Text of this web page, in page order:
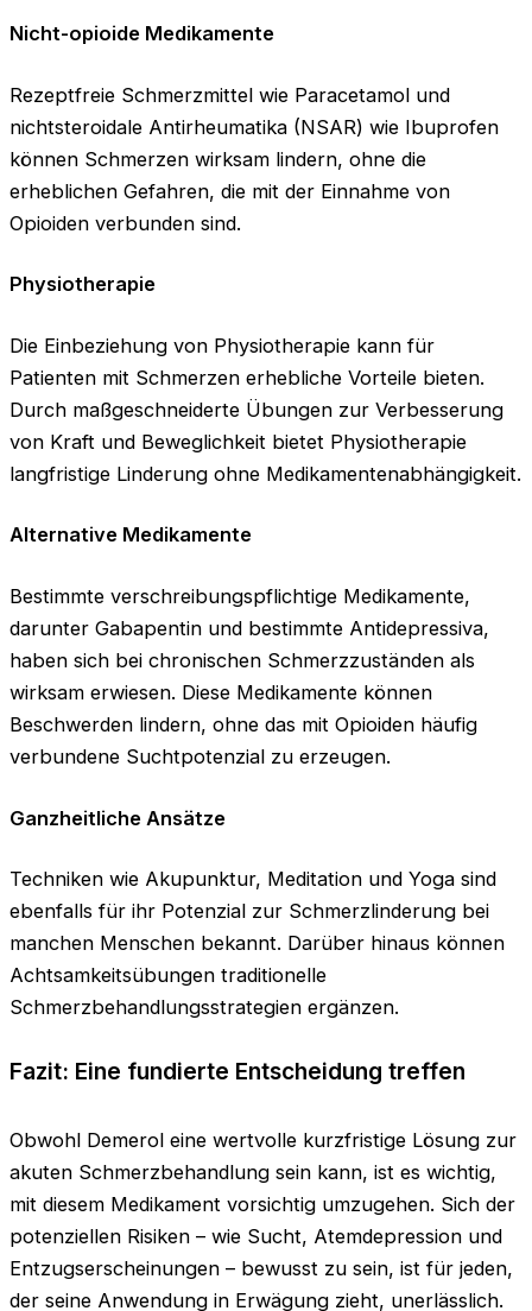
Nicht-opioide Medikamente
Rezeptfreie Schmerzmittel wie Paracetamol und
nichtsteroidale Antirheumatika (NSAR) wie Ibuprofen
können Schmerzen wirksam lindern, ohne die
erheblichen Gefahren, die mit der Einnahme von
Opioiden verbunden sind.
Physiotherapie
Die Einbeziehung von Physiotherapie kann für
Patienten mit Schmerzen erhebliche Vorteile bieten.
Durch maßgeschneiderte Übungen zur Verbesserung
von Kraft und Beweglichkeit bietet Physiotherapie
langfristige Linderung ohne Medikamentenabhängigkeit.
Alternative Medikamente
Bestimmte verschreibungspflichtige Medikamente,
darunter Gabapentin und bestimmte Antidepressiva,
haben sich bei chronischen Schmerzzuständen als
wirksam erwiesen. Diese Medikamente können
Beschwerden lindern, ohne das mit Opioiden häufig
verbundene Suchtpotenzial zu erzeugen.
Ganzheitliche Ansätze
Techniken wie Akupunktur, Meditation und Yoga sind
ebenfalls für ihr Potenzial zur Schmerzlinderung bei
manchen Menschen bekannt. Darüber hinaus können
Achtsamkeitsübungen traditionelle
Schmerzbehandlungsstrategien ergänzen.
Fazit: Eine fundierte Entscheidung treffen
Obwohl Demerol eine wertvolle kurzfristige Lösung zur
akuten Schmerzbehandlung sein kann, ist es wichtig,
mit diesem Medikament vorsichtig umzugehen. Sich der
potenziellen Risiken – wie Sucht, Atemdepression und
Entzugserscheinungen – bewusst zu sein, ist für jeden,
der seine Anwendung in Erwägung zieht, unerlässlich.